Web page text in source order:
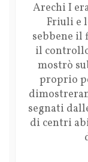
Arechi I
Friuli e
sebbene il
il
mostrò
proprio
segnati
di centri